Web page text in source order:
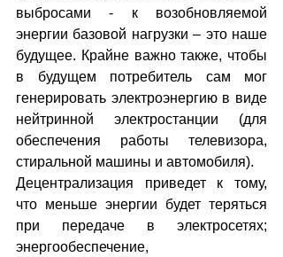
выбросами - к возобновляемой
энергии базовой нагрузки – это наше
будущее. Крайне важно также, чтобы
в будущем потребитель сам мог
генерировать электроэнергию в виде
нейтринной электростанции (для
обеспечения работы телевизора,
стиральной машины и автомобиля).
Децентрализация приведет к тому,
что меньше энергии будет теряться
при передаче в электросетях;
энергообеспечение,